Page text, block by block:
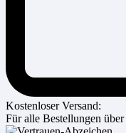
Kostenloser Versand:
Für alle Bestellungen über